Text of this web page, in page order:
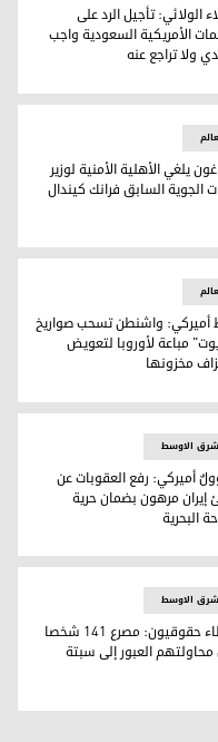
الولائي: تأجيل الرد على
الأمريكية السعودية واجب
ولا تراجع عنه
يلغي الأهلية الأمنية لوزير
الجوية السابق فرانك كيندال
أميركي: واشنطن تسحب صواريخ
مباعة لأوروبا لتعويض
مخزونها
الاوسط
أميركي: رفع العقوبات عن
إيران مرهون بضمان حرية
البحرية
الحدود للعودة إلى
الاوسط
نشطاء حقوقيون: مصرع 141 شخصا
العبور إلى سبتة